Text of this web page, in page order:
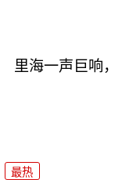
里海一声巨响
最热